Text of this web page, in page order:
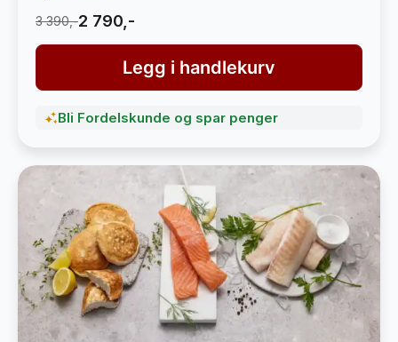
3 390,-2 790,-
Legg i handlekurv
Bli Fordelskunde og spar penger